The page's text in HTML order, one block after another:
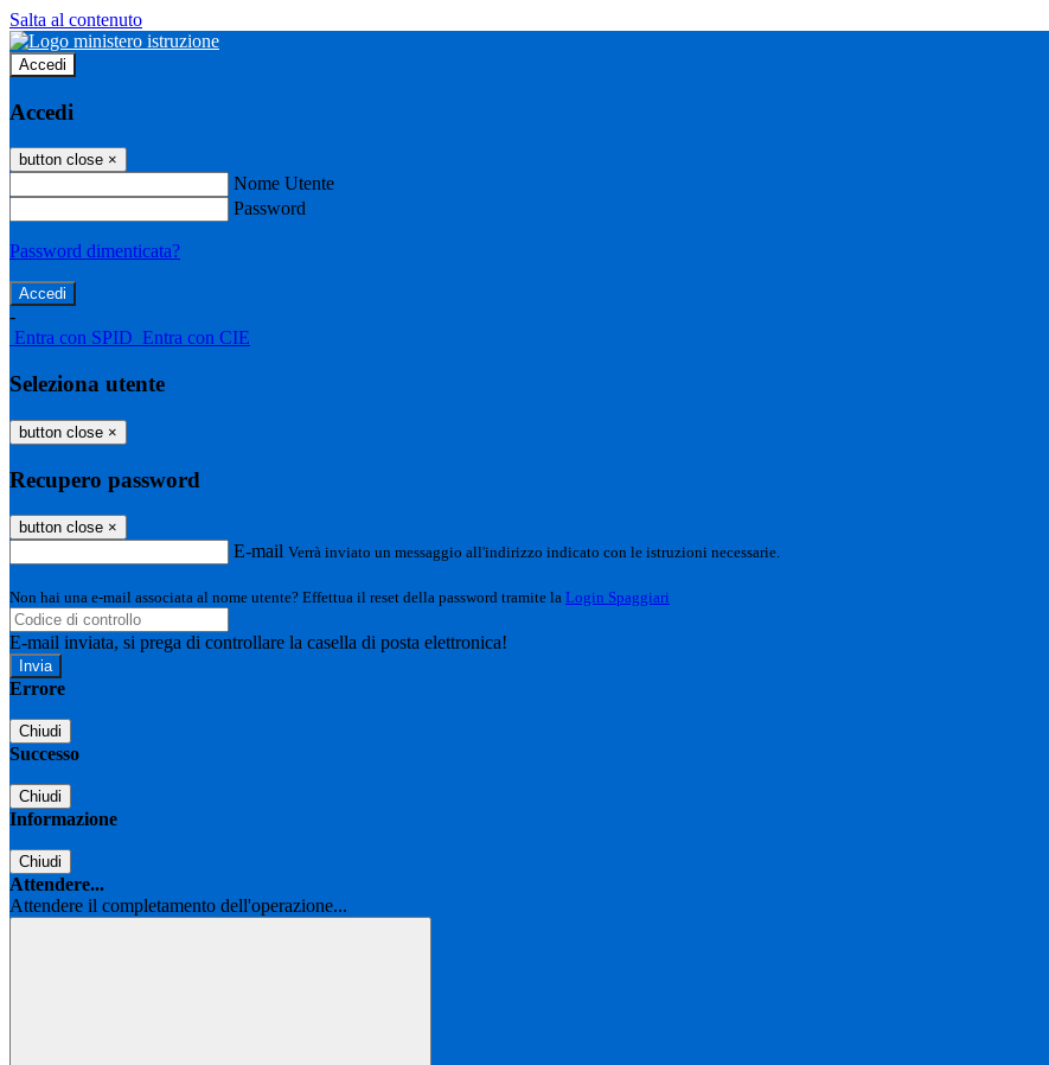
Salta al contenuto
Accedi
Accedi
button close ×
Nome Utente
Password
Password dimenticata?
-
Entra con SPID Entra con CIE
Seleziona utente
button close ×
Recupero password
button close ×
E-mail Verrà inviato un messaggio all'indirizzo indicato con le istruzioni necessarie.
Non hai una e-mail associata al nome utente? Effettua il reset della password tramite la Login Spaggiari
E-mail inviata, si prega di controllare la casella di posta elettronica!
Errore
Chiudi
Successo
Chiudi
Informazione
Chiudi
Attendere...
Attendere il completamento dell'operazione...